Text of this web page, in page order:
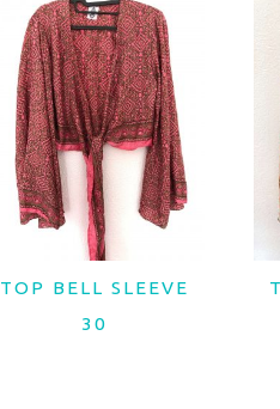
LER MAIS
TOP BELL SLEEVE
30